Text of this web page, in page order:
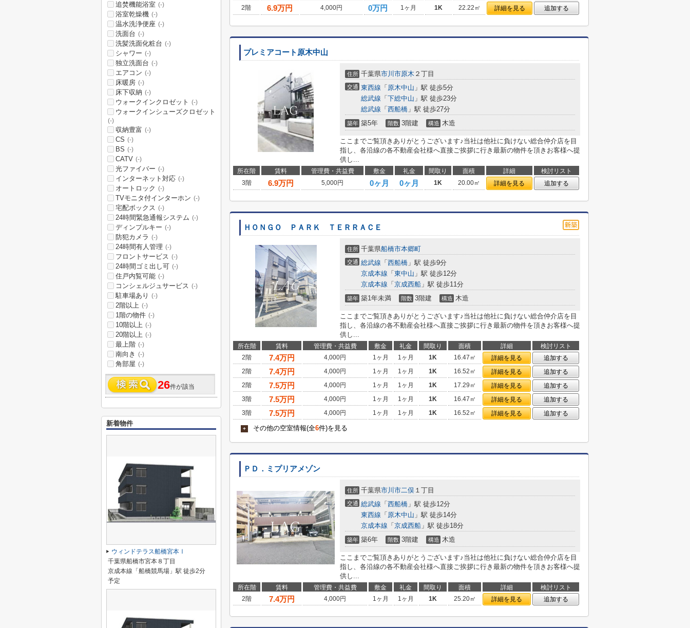
2階
6.9万円 4,000円 0万円 1ヶ月 1K 22.22㎡ 詳細を見る 追加する
プレミアコート原木中山
住所 千葉県市川市原木 ２丁目
交通 東西線 「 原木中山 」駅 徒歩5分
総武線 「 下総中山 」駅 徒歩23分
総武線 「 西船橋 」駅 徒歩27分
築年 築5年 階数 3階建 構造 木造
ここまでご覧頂きありがとうございます♪当社は他社に負けない総合仲介店を目
指し、各沿線の各不動産会社様へ直接ご挨拶に行き最新の物件を頂きお客様へ提
供し...
所在階 賃料 管理費・共益費 敷金 礼金 間取り 面積 詳細
検討リスト
3階
6.9万円 5,000円 0ヶ月 0ヶ月 1K 20.00㎡ 詳細を見る 追加する
ＨＯＮＧＯ ＰＡＲＫ ＴＥＲＲＡＣＥ
住所 千葉県船橋市本郷町
交通 総武線 「 西船橋 」駅 徒歩9分
京成本線 「 東中山 」駅 徒歩12分
京成本線 「 京成西船 」駅 徒歩11分
築年 築1年未満 階数 3階建 構造 木造
ここまでご覧頂きありがとうございます♪当社は他社に負けない総合仲介店を目
指し、各沿線の各不動産会社様へ直接ご挨拶に行き最新の物件を頂きお客様へ提
供し...
所在階 賃料 管理費・共益費 敷金 礼金 間取り 面積 詳細
検討リスト
2階
7.4万円 4,000円 1ヶ月 1ヶ月 1K 16.47㎡ 詳細を見る
追加する
2階
7.4万円 4,000円 1ヶ月 1ヶ月 1K 16.52㎡ 詳細を見る
追加する
2階
7.5万円 4,000円 1ヶ月 1ヶ月 1K 17.29㎡ 詳細を見る
追加する
3階
7.5万円 4,000円 1ヶ月 1ヶ月 1K 16.47㎡ 詳細を見る
追加する
3階
7.5万円 4,000円 1ヶ月 1ヶ月 1K 16.52㎡ 詳細を見る 追加する
+ その他の空室情報(全6件)を見る
ＰＤ．ミプリアメゾン
住所 千葉県市川市二俣 １丁目
交通 総武線 「 西船橋 」駅 徒歩12分
東西線 「 原木中山 」駅 徒歩14分
京成本線 「 京成西船 」駅 徒歩18分
築年 築6年 階数 3階建 構造 木造
ここまでご覧頂きありがとうございます♪当社は他社に負けない総合仲介店を目
指し、各沿線の各不動産会社様へ直接ご挨拶に行き最新の物件を頂きお客様へ提
供し...
所在階 賃料 管理費・共益費 敷金 礼金 間取り 面積 詳細
検討リスト
2階
7.4万円 4,000円 1ヶ月 1ヶ月 1K 25.20㎡ 詳細を見る 追加する
追焚機能浴室 (-)
浴室乾燥機 (-)
温水洗浄便座 (-)
洗面台 (-)
洗髪洗面化粧台 (-)
シャワー (-)
独立洗面台 (-)
エアコン (-)
床暖房 (-)
床下収納 (-)
ウォークインクロゼット (-)
ウォークインシューズクロゼット
(-)
収納豊富 (-)
CS (-)
BS (-)
CATV (-)
光ファイバー (-)
インターネット対応 (-)
オートロック (-)
TVモニタ付インターホン (-)
宅配ボックス (-)
24時間緊急通報システム (-)
ディンプルキー (-)
防犯カメラ (-)
24時間有人管理 (-)
フロントサービス (-)
24時間ゴミ出し可 (-)
住戸内覧可能 (-)
コンシェルジュサービス (-)
駐車場あり (-)
2階以上 (-)
1階の物件 (-)
10階以上 (-)
20階以上 (-)
最上階 (-)
南向き (-)
角部屋 (-)
26件が該当
新着物件
ウィンドテラス船橋宮本Ⅰ
千葉県船橋市宮本８丁目
京成本線「船橋競馬場」駅 徒歩2分
予定